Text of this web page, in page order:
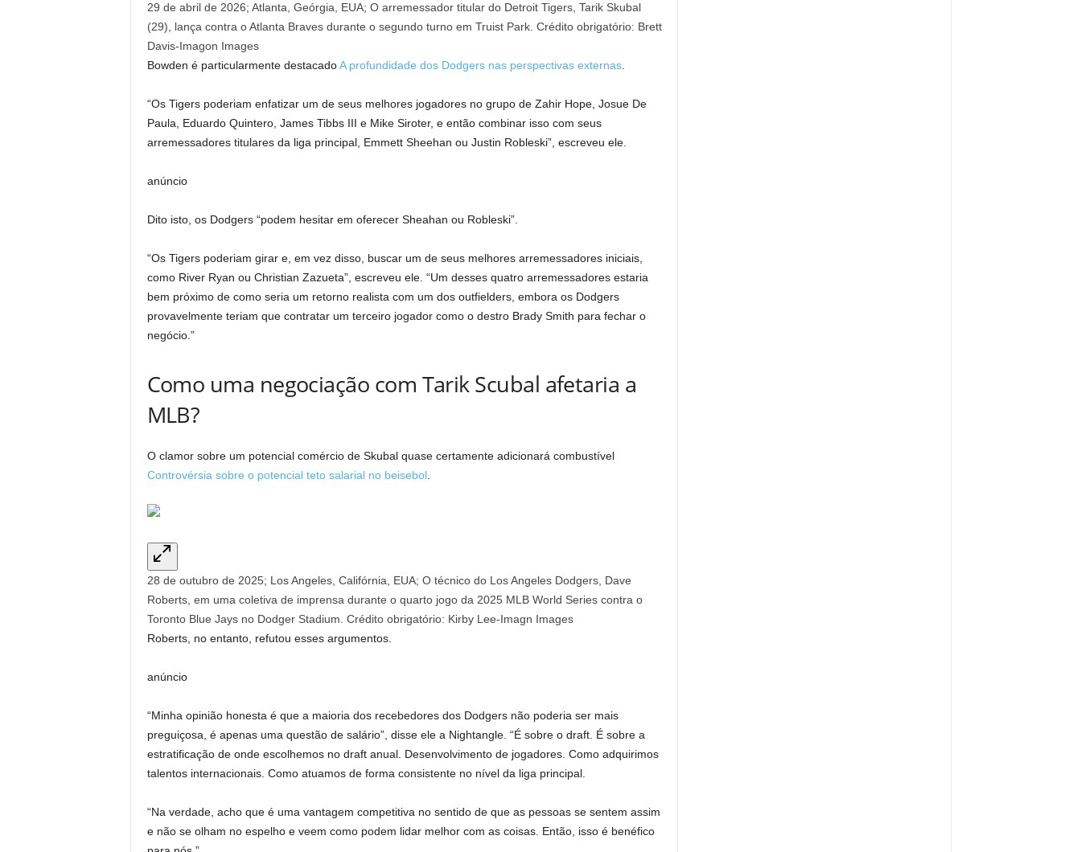
29 de abril de 2026; Atlanta, Geórgia, EUA; O arremessador titular do Detroit Tigers, Tarik Skubal
(29), lança contra o Atlanta Braves durante o segundo turno em Truist Park. Crédito obrigatório: Brett
Davis-Imagon Images
Bowden é particularmente destacadoA profundidade dos Dodgers nas perspectivas externas.
“Os Tigers poderiam enfatizar um de seus melhores jogadores no grupo de Zahir Hope, Josue De
Paula, Eduardo Quintero, James Tibbs III e Mike Siroter, e então combinar isso com seus
arremessadores titulares da liga principal, Emmett Sheehan ou Justin Robleski”, escreveu ele.
anúncio
Dito isto, os Dodgers “podem hesitar em oferecer Sheahan ou Robleski”.
“Os Tigers poderiam girar e, em vez disso, buscar um de seus melhores arremessadores iniciais,
como River Ryan ou Christian Zazueta”, escreveu ele. “Um desses quatro arremessadores estaria
bem próximo de como seria um retorno realista com um dos outfielders, embora os Dodgers
provavelmente teriam que contratar um terceiro jogador como o destro Brady Smith para fechar o
negócio.”
Como uma negociação com Tarik Scubal afetaria a
MLB?
O clamor sobre um potencial comércio de Skubal quase certamente adicionará combustível
Controvérsia sobre o potencial teto salarial no beisebol.
28 de outubro de 2025; Los Angeles, Califórnia, EUA; O técnico do Los Angeles Dodgers, Dave
Roberts, em uma coletiva de imprensa durante o quarto jogo da 2025 MLB World Series contra o
Toronto Blue Jays no Dodger Stadium. Crédito obrigatório: Kirby Lee-Imagn Images
Roberts, no entanto, refutou esses argumentos.
anúncio
“Minha opinião honesta é que a maioria dos recebedores dos Dodgers não poderia ser mais
preguiçosa, é apenas uma questão de salário”, disse ele a Nightangle. “É sobre o draft. É sobre a
estratificação de onde escolhemos no draft anual. Desenvolvimento de jogadores. Como adquirimos
talentos internacionais. Como atuamos de forma consistente no nível da liga principal.
“Na verdade, acho que é uma vantagem competitiva no sentido de que as pessoas se sentem assim
e não se olham no espelho e veem como podem lidar melhor com as coisas. Então, isso é benéfico